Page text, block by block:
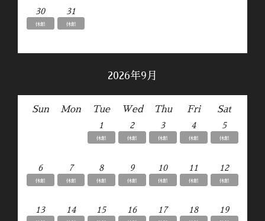
30 31
休館 休館
2026年9月
Sun Mon Tue Wed Thu Fri Sat
1 2 3 4 5
休館 休館 休館 休館 休館
6 7 8 9 10 11 12
休館 休館 休館 休館 休館 休館 休館
13 14 15 16 17 18 19